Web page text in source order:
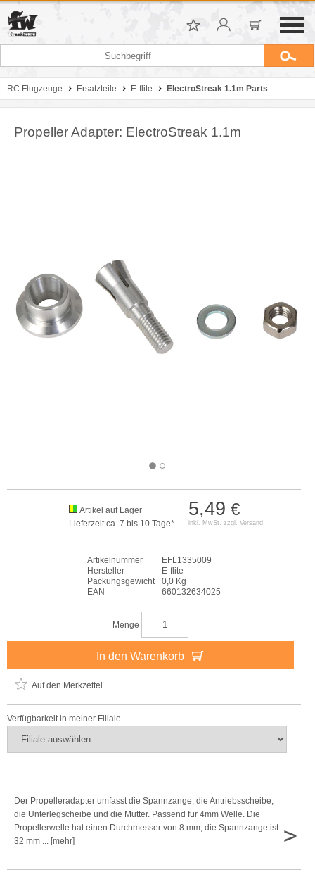
RC Flugzeuge Ersatzteile E-flite ElectroStreak 1.1m Parts
Propeller Adapter: ElectroStreak 1.1m
5,49 €
inkl. MwSt. zzgl. Versand
Artikel auf Lager
Lieferzeit ca. 7 bis 10 Tage*
Artikelnummer
EFL1335009
Hersteller
E-flite
Packungsgewicht
0,0 Kg
EAN
660132634025
Menge
In den Warenkorb
Auf den Merkzettel
Verfügbarkeit in meiner Filiale
Der Propelleradapter umfasst die Spannzange, die Antriebsscheibe,
die Unterlegscheibe und die Mutter. Passend für 4mm Welle. Die
Propellerwelle hat einen Durchmesser von 8 mm, die Spannzange ist
32 mm ... [mehr]
>